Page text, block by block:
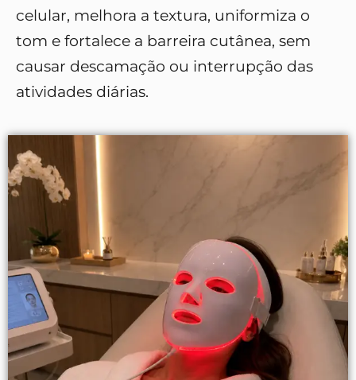
celular, melhora a textura, uniformiza o
tom e fortalece a barreira cutânea, sem
causar descamação ou interrupção das
atividades diárias.